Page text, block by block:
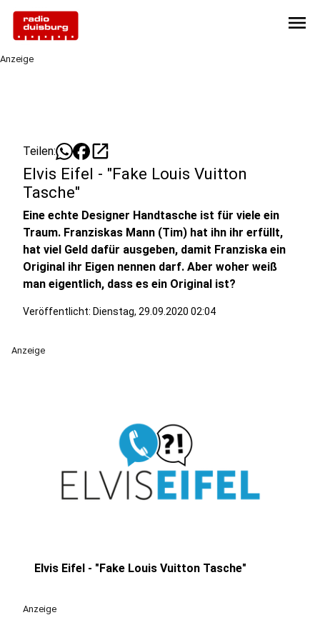
menu
Anzeige
Teilen: open_in_new
Elvis Eifel - "Fake Louis Vuitton
Tasche"
Eine echte Designer Handtasche ist für viele ein
Traum. Franziskas Mann (Tim) hat ihn ihr erfüllt,
hat viel Geld dafür ausgeben, damit Franziska ein
Original ihr Eigen nennen darf. Aber woher weiß
man eigentlich, dass es ein Original ist?
Veröffentlicht: Dienstag, 29.09.2020 02:04
Anzeige
Elvis Eifel - "Fake Louis Vuitton Tasche"
Anzeige